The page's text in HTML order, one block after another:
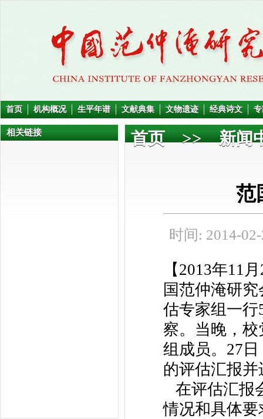
首页 机构概况 生平年谱 文献典集 文物遗迹 经典诗文
相关链接 首页>>新闻
范
时间: 2014-
【2013年11
国范仲淹研
估专家组一
察。当晚，
组成员。27
的评估汇报
在评估汇报
情况和具体